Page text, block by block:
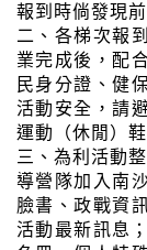
報到時倘發現
二、各梯次報
業完成後，配
民身分證、健
活動安全，請
運動（休閒）鞋
三、為利活動
導營隊加入南
臉書、政戰資
活動最新訊息